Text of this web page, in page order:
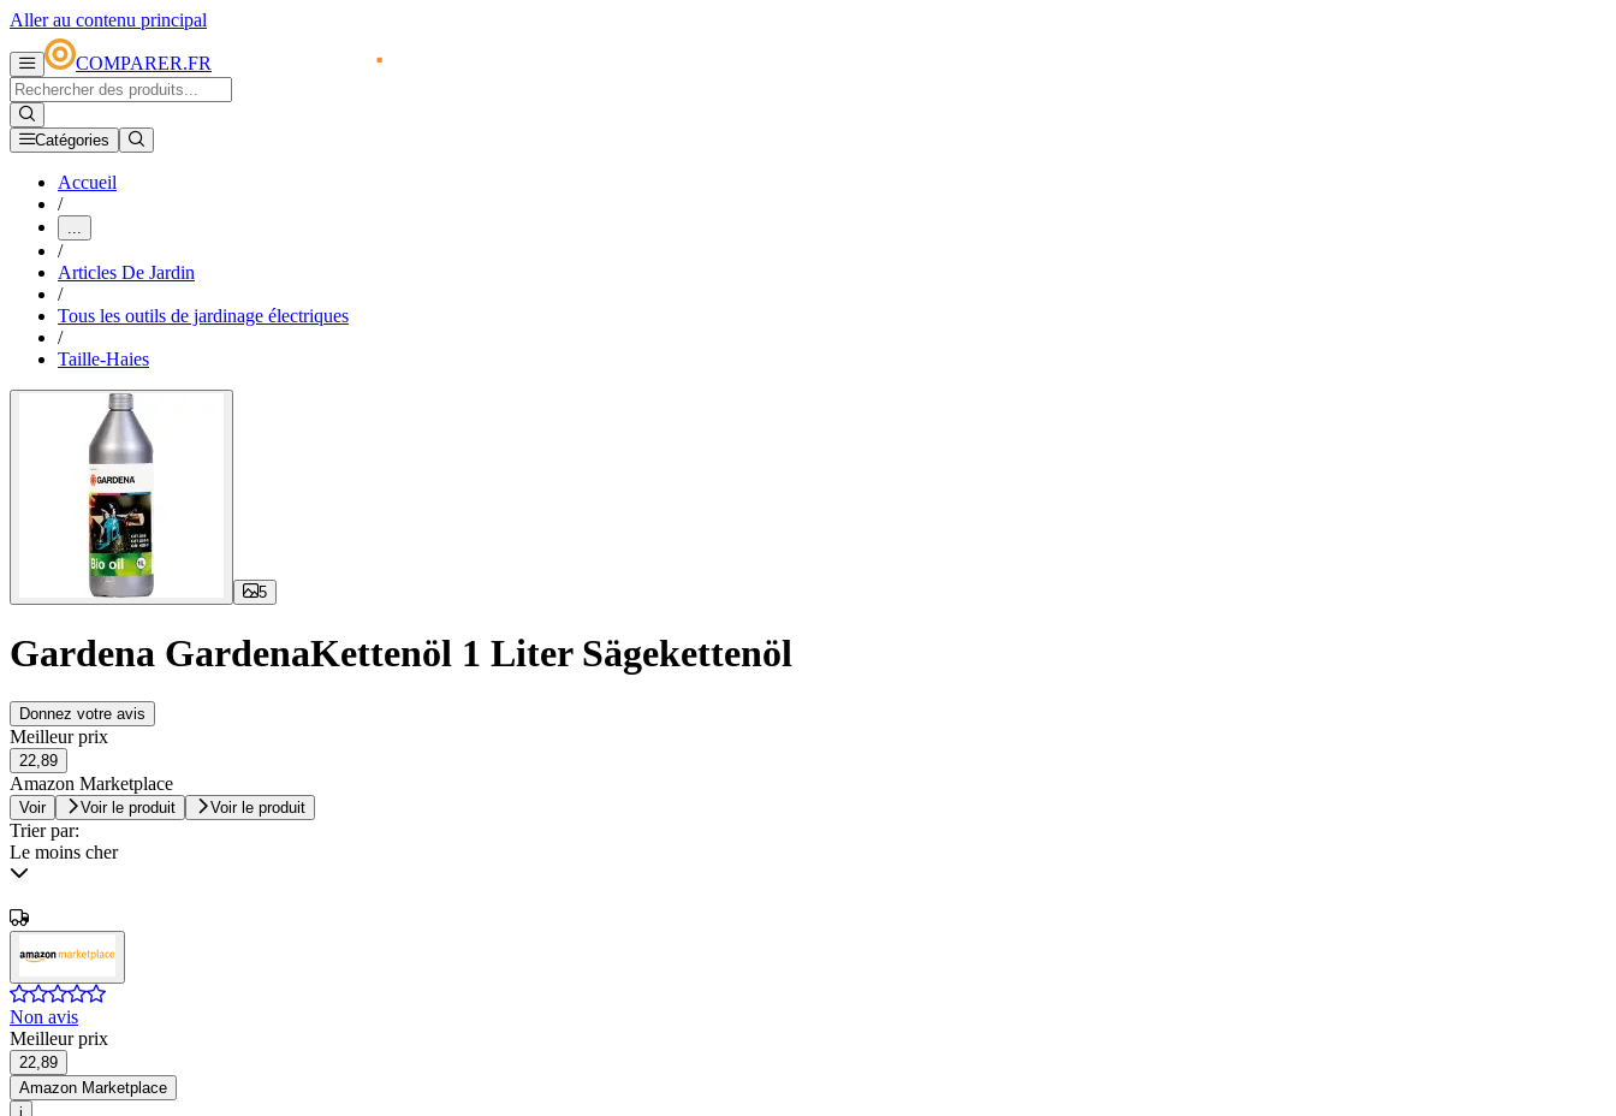
Aller au contenu principal
COMPARER.FR
Catégories
Accueil
/
...
/
Articles De Jardin
/
Tous les outils de jardinage électriques
/
Taille-Haies
5
Gardena GardenaKettenöl 1 Liter Sägekettenöl
Donnez votre avis
Meilleur prix
22,89
Amazon Marketplace
Voir Voir le produit Voir le produit
Trier par:
Le moins cher
Non avis
Meilleur prix
22,89
Amazon Marketplace